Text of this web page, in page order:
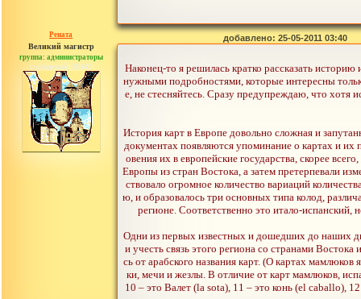
Рената
Великий магистр
группа: администраторы
сообщений: 30442
добавлено: 25-05-2011 03:40
Наконец-то я решилась кратко рассказать
нужными подробностями, которые интересны
е, не стесняйтесь. Сразу предупреждаю, что хотя
История карт в Европе довольно сложная и
документах появляются упоминание о картах и
овения их в европейские государства, скорее
Европы из стран Востока, а затем претерпевали
ствовало огромное количество вариаций
ю, и образовалось три основных типа колод,
регионе. Соответственно это итало-
Одни из первых известных и дошедших до наших
и учесть связь этого региона со странами
сь от арабского названия карт. (О картах
ки, мечи и жезлы. В отличие от карт мамлюков,
10 – это Валет (la sota), 11 – это конь (el caballo),